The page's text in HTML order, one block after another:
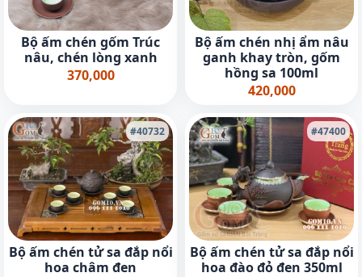
Bộ ấm chén gốm Trúc
nâu, chén lòng xanh
370,000
Bộ ấm chén nhị ẩm nâu
ganh khay tròn, gốm
hồng sa 100ml
420,000
#40732
Bộ ấm chén tử sa đắp nổi
hoa châm đen
#47400
Bộ ấm chén tử sa đắp nổi
hoa đào đỏ đen 350ml